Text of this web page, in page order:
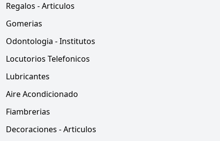
Regalos - Articulos
Gomerias
Odontologia - Institutos
Locutorios Telefonicos
Lubricantes
Aire Acondicionado
Fiambrerias
Decoraciones - Articulos